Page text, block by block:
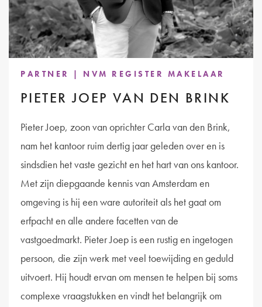
PARTNER | NVM REGISTER MAKELAAR
PIETER JOEP VAN DEN BRINK
Pieter Joep, zoon van oprichter Carla van den Brink,
nam het kantoor ruim dertig jaar geleden over en is
sindsdien het vaste gezicht en het hart van ons kantoor.
Met zijn diepgaande kennis van Amsterdam en
omgeving is hij een ware autoriteit als het gaat om
erfpacht en alle andere facetten van de
vastgoedmarkt. Pieter Joep is een rustig en ingetogen
persoon, die zijn werk met veel toewijding en geduld
uitvoert. Hij houdt ervan om mensen te helpen bij soms
complexe vraagstukken en vindt het belangrijk om